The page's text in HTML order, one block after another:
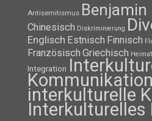
Antisemitismus Benjamin
Chinesisch Diskriminierung
Englisch Estnisch Finnisch
Französisch Griechisch Heimat
Integration
Kommunikation
interkulturelle
Interkulturelles